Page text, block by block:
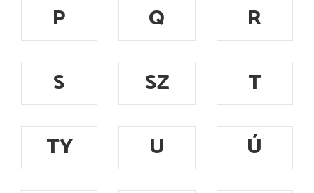
P
Q
R
S
SZ
T
TY
U
Ú